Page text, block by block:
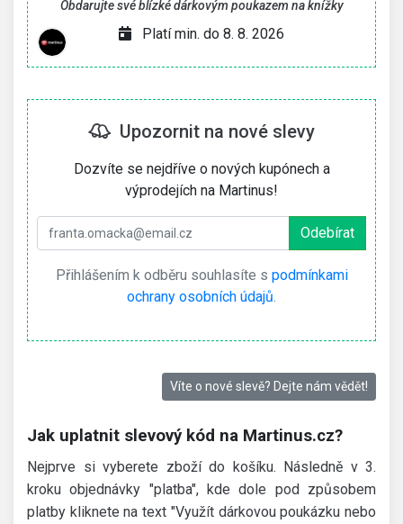
Obdarujte své blízké dárkovým poukazem na knížky
Platí min. do 8. 8. 2026
Upozornit na nové slevy
Dozvíte se nejdříve o nových kupónech a
výprodejích na Martinus!
Přihlášením k odběru souhlasíte s podmínkami
ochrany osobních údajů.
Víte o nové slevě? Dejte nám vědět!
Jak uplatnit slevový kód na Martinus.cz?
Nejprve si vyberete zboží do košíku. Následně v 3.
kroku objednávky "platba", kde dole pod způsobem
platby kliknete na text "Využít dárkovou poukázku nebo